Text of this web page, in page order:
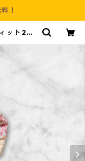
！
ット2点
Boot